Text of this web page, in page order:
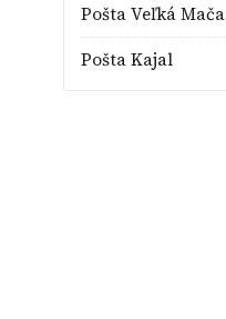
Pošta Veľká Mača
Pošta Kajal